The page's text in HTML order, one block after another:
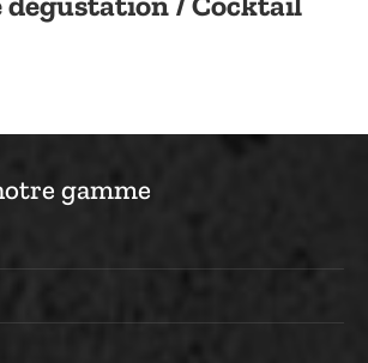
gamme